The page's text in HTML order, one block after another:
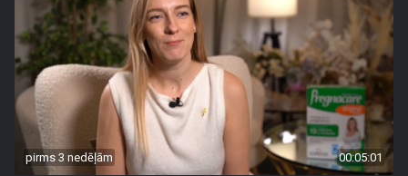
pirms 3 nedēļām 00:05:01